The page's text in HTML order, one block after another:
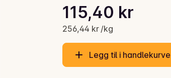
Gjeldende pris er: 115,40 kr
115,40 kr
256,44 kr /kg
Stykkpris: 256,44 kr /kg
Legg til i